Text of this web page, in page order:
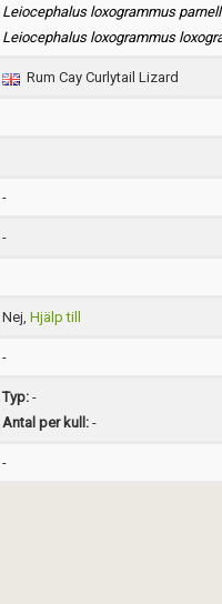
Leiocephalus loxogrammus
Leiocephalus loxogrammus
Rum Cay Curlytail Lizard
-
-
Nej, Hjälp till
-
Typ:-
Antal per kull:-
-